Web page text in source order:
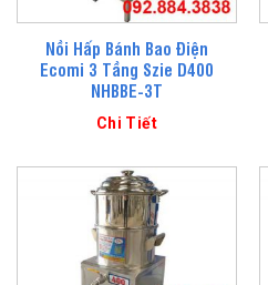
Nồi Hấp Bánh Bao Điện
Ecomi 3 Tầng Szie D400
NHBBE-3T
Chi Tiết